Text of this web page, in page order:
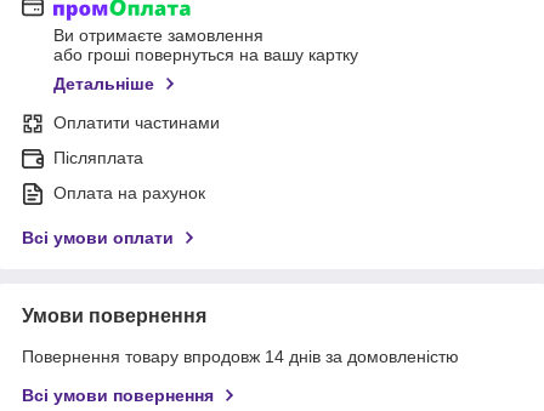
Ви отримаєте замовлення
або гроші повернуться на вашу картку
Детальніше
Оплатити частинами
Післяплата
Оплата на рахунок
Всі умови оплати
Умови повернення
Повернення товару впродовж 14 днів за домовленістю
Всі умови повернення